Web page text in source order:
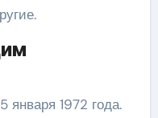
1972 года.